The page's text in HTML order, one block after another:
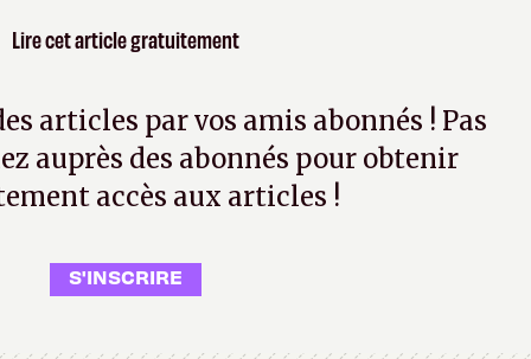
Lire cet article gratuitement
articles par vos amis abonnés ! Pas
auprès des abonnés pour obtenir
accès aux articles !
S'INSCRIRE